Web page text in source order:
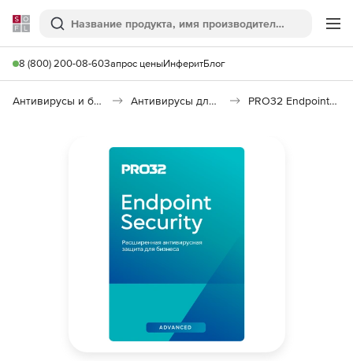
Softline
Поиск
8 (800) 200-08-60Запрос ценыИнферитБлог
Антивирусы и безопасность Антивирусы для организаций PRO32 Endpoint Security Advanced